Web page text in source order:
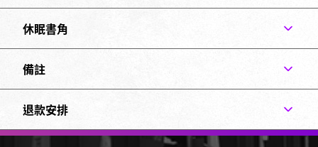
休眠書角
備註
退款安排
頁